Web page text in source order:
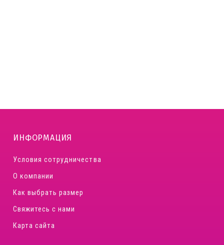
ИНФОРМАЦИЯ
Условия сотрудничества
О компании
Как выбрать размер
Свяжитесь с нами
Карта сайта